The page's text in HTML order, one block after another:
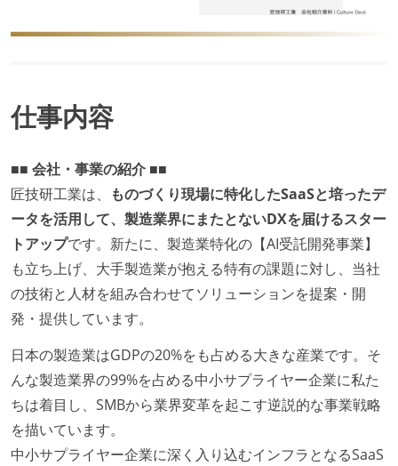
仕事内容
■■ 会社・事業の紹介 ■■
匠技研工業は、
ものづくり現場に特化したSaaSと培ったデ
ータを活用して、製造業界にまたとないDXを届けるスター
トアップです。新たに、製造業特化の【AI受託開発事業】
も立ち上げ、大手製造業が抱える特有の課題に対し、当社
の技術と人材を組み合わせてソリューションを提案・開
発・提供しています。
日本の製造業はGDPの20%をも占める大きな産業です。そ
んな製造業界の99%を占める中小サプライヤー企業に私た
ちは着目し、SMBから業界変革を起こす逆説的な事業戦略
を描いています。
中小サプライヤー企業に深く入り込むインフラとなるSaaS